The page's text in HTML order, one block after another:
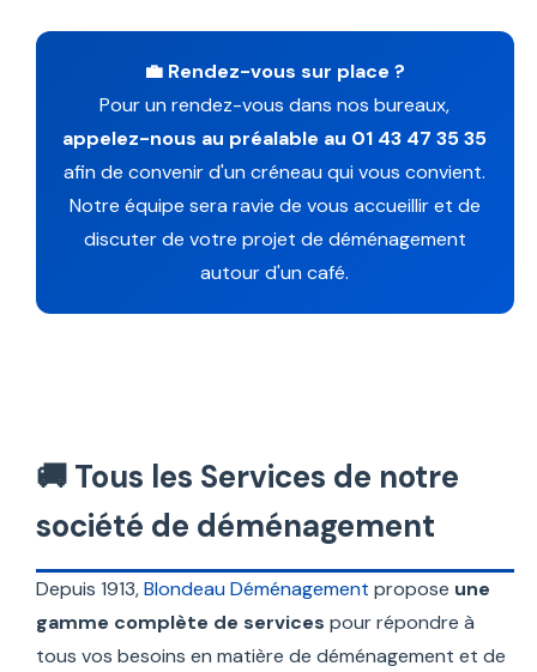
💼 Rendez-vous sur place ?
Pour un rendez-vous dans nos bureaux,
appelez-nous au préalable au 01 43 47 35 35
afin de convenir d'un créneau qui vous convient.
Notre équipe sera ravie de vous accueillir et de
discuter de votre projet de déménagement
autour d'un café.
🚚 Tous les Services de notre
société de déménagement
Depuis 1913,Blondeau Déménagement propose une
gamme complète de services pour répondre à
tous vos besoins en matière de déménagement et de